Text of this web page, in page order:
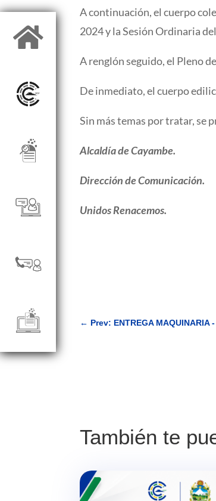

A continuación, el cuerpo
2024 y la Sesión Ordinaria
A renglón seguido, el Pleno
De inmediato, el cuerpo
Sin más temas por tratar, se
Alcaldía de Cayambe.
Dirección de Comunicación.
Unidos Renacemos.
← Prev: ENTREGA MAQUINARIA
También te